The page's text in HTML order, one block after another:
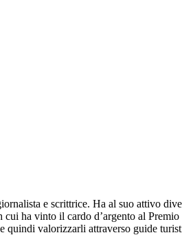
e scrittrice. Ha al suo attivo
ha vinto il cardo d’argento al
valorizzarli attraverso guide